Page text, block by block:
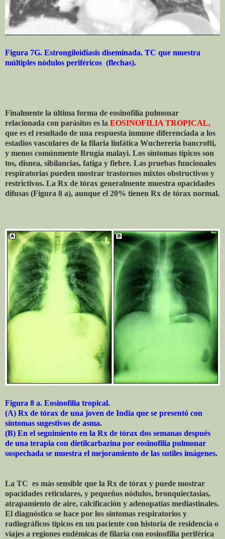
Figura 7G. Estrongiloidiasis diseminada. TC que muestra
múltiples nódulos periféricos (flechas).
Finalmente la última forma de eosinofilia pulmonar
relacionada con parásitos es la EOSINOFILIA TROPICAL,
que es el resultado de una respuesta inmune diferenciada a los
estadios vasculares de la filaria linfática Wuchereria bancrofti,
y menos comúnmente Brugia malayi. Los síntomas típicos son
tos, disnea, sibilancias, fatiga y fiebre. Las pruebas funcionales
respiratorias pueden mostrar trastornos mixtos obstructivos y
restrictivos. La Rx de tórax generalmente muestra opacidades
difusas (Figura 8 a), aunque el 20% tienen Rx de tórax normal.
Figura 8 a. Eosinofilia tropical.
(A) Rx de tórax de una joven de India que se presentó con
síntomas sugestivos de asma.
(B) En el seguimiento en la Rx de tórax dos semanas después
de una terapia con dietilcarbazina por eosinofilia pulmonar
sospechada se muestra el mejoramiento de las sutiles imágenes.
La TC es más sensible que la Rx de tórax y puede mostrar
opacidades reticulares, y pequeños nódulos, bronquiectasias,
atrapamiento de aire, calcificación y adenopatías mediastinales.
El diagnóstico se hace por los síntomas respiratorios y
radiográficos típicos en un paciente con historia de residencia o
viajes a regiones endémicas de filaria con eosinofilia periférica